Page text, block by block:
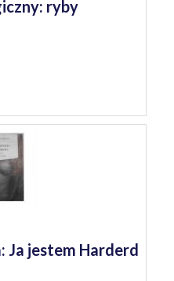
ryby
Ja jestem Harderd